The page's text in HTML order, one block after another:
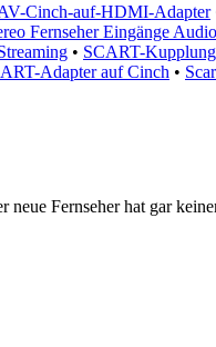
Cinch-auf-HDMI-Adapter
Fernseher Eingänge
• SCART-
Adapter auf Cinch •
Fernseher hat gar